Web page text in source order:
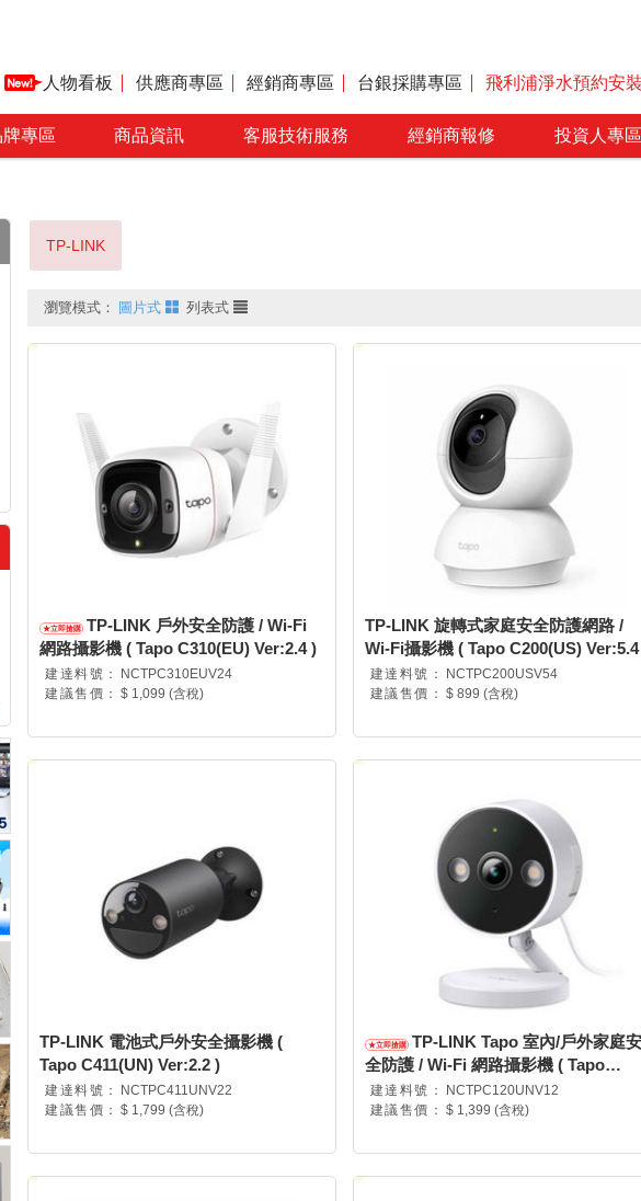
人物看板 供應商專區 經銷商專區 台銀採購專區 飛利浦淨水預約安
專區 商品資訊 客服技術服務 經銷商報修 投資人專區
TP-LINK
瀏覽模式： 圖片式 列表式
TP-LINK 戶外安全防護 / Wi-Fi
網路攝影機 ( Tapo C310(EU) Ver:2.4 )
建達料號：
NCTPC310EUV24
建議售價： $ 1,099 (含稅)
TP-LINK 旋轉式家庭安全防護網路 /
Wi-Fi攝影機 ( Tapo C200(US)
建達料號：
NCTPC200USV54
建議售價： $ 899 (含稅)
TP-LINK 電池式戶外安全攝影機 (
Tapo C411(UN) Ver:2.2 )
建達料號：
NCTPC411UNV22
建議售價： $ 1,799 (含稅)
TP-LINK Tapo 室內/戶外家庭
全防護 / Wi-Fi 網路攝影機 ( Tapo
C120(UN) Ver:1.2 )
建達料號：
NCTPC120UNV12
建議售價： $ 1,399 (含稅)